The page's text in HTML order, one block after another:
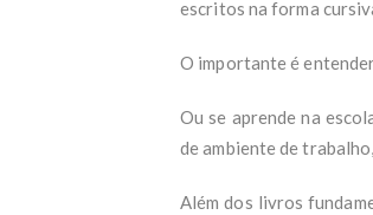
escritos na forma
O importante é
Ou se aprende na
de ambiente de
Além dos livros